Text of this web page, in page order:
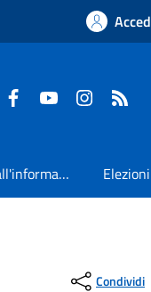
FaceboookYoutubeInstagram
Accesso all'informazione Elezioni
Condividi